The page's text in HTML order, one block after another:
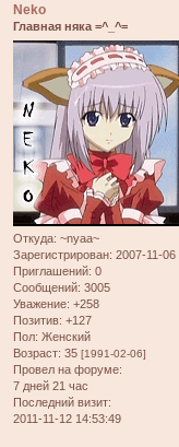
Neko
Главная няка =^_^=
Откуда: ~nyaa~
Зарегистрирован: 2007-11-06
Приглашений: 0
Сообщений: 3005
Уважение: +258
Позитив: +127
Пол: Женский
Возраст: 35 [1991-02-06]
Провел на форуме:
7 дней 21 час
Последний визит:
2011-11-12 14:53:49